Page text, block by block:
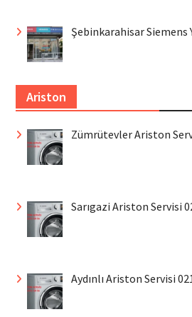
Şebinkarahisar Siemens
Ariston
Zümrütevler Ariston
Sarıgazi Ariston Servisi
Aydınlı Ariston Servisi